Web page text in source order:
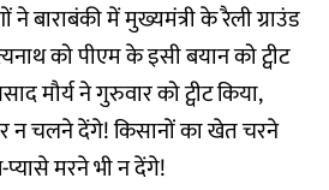
ने बाराबंकी में मुख्यमंत्री के रैली ग्राउंड
को पीएम के इसी बयान को ट्वीट
मौर्य ने गुरुवार को ट्वीट किया,
न चलने देंगे! किसानों का खेत चरने
मरने भी न देंगे!